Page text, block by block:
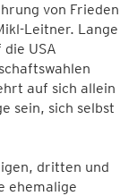
von Frieden
Leitner. Lange
USA
auf sich allein
sein, sich selbst
dritten und
ehemalige